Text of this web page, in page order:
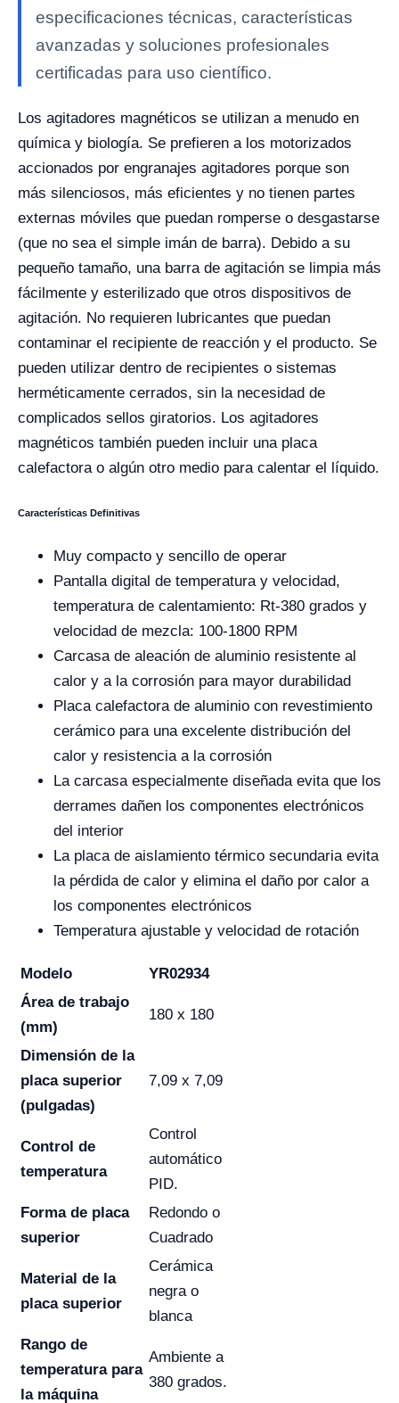
especificaciones técnicas, características
avanzadas y soluciones profesionales
certificadas para uso científico.
Los agitadores magnéticos se utilizan a menudo en
química y biología. Se prefieren a los motorizados
accionados por engranajes agitadores porque son
más silenciosos, más eficientes y no tienen partes
externas móviles que puedan romperse o desgastarse
(que no sea el simple imán de barra). Debido a su
pequeño tamaño, una barra de agitación se limpia más
fácilmente y esterilizado que otros dispositivos de
agitación. No requieren lubricantes que puedan
contaminar el recipiente de reacción y el producto. Se
pueden utilizar dentro de recipientes o sistemas
herméticamente cerrados, sin la necesidad de
complicados sellos giratorios. Los agitadores
magnéticos también pueden incluir una placa
calefactora o algún otro medio para calentar el líquido.
Características Definitivas
Muy compacto y sencillo de operar
Pantalla digital de temperatura y velocidad,
temperatura de calentamiento: Rt-380 grados y
velocidad de mezcla: 100-1800 RPM
Carcasa de aleación de aluminio resistente al
calor y a la corrosión para mayor durabilidad
Placa calefactora de aluminio con revestimiento
cerámico para una excelente distribución del
calor y resistencia a la corrosión
La carcasa especialmente diseñada evita que los
derrames dañen los componentes electrónicos
del interior
La placa de aislamiento térmico secundaria evita
la pérdida de calor y elimina el daño por calor a
los componentes electrónicos
Temperatura ajustable y velocidad de rotación
Modelo
YR02934
Área de trabajo
(mm)
180 x 180
Dimensión de la
placa superior
(pulgadas)
7,09 x 7,09
Control de
temperatura
Control
automático
PID.
Forma de placa
superior
Redondo o
Cuadrado
Material de la
placa superior
Cerámica
negra o
blanca
Rango de
temperatura para
la máquina
Ambiente a
380 grados.